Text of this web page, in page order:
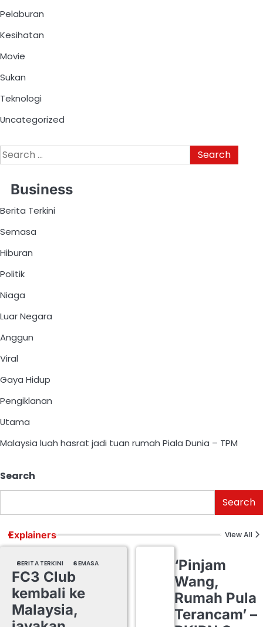
Pelaburan
Kesihatan
Movie
Sukan
Teknologi
Uncategorized
Business
Berita Terkini
Semasa
Hiburan
Politik
Niaga
Luar Negara
Anggun
Viral
Gaya Hidup
Pengiklanan
Utama
Malaysia luah hasrat jadi tuan rumah Piala Dunia – TPM
Search
Search
Explainers View All
BERITA TERKINI SEMASA
FC3 Club
kembali ke
Malaysia,
‘Pinjam
Wang,
Rumah Pula
Terancam’ –